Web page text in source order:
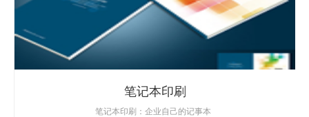
笔记本印刷
笔记本印刷：企业自己的记事本